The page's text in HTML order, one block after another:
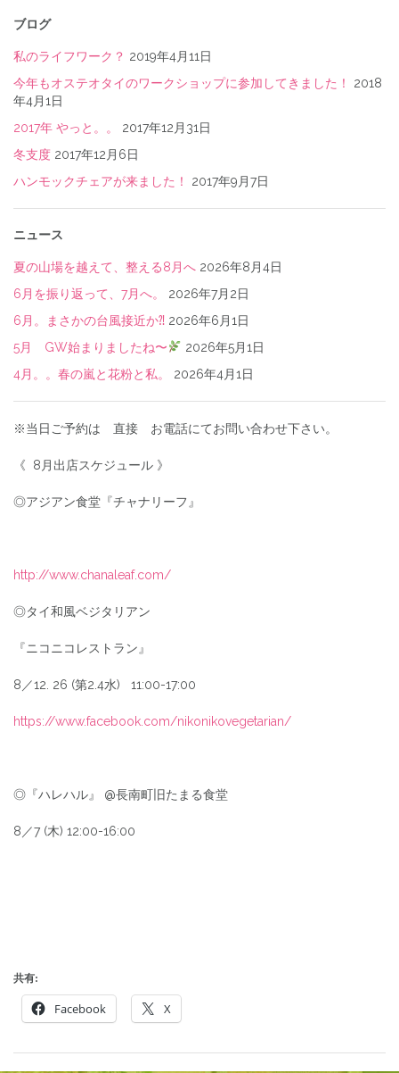
稿
ナ
ビ
ゲ
ー
シ
ョ
ン
ブログ
私のライフワーク？ 2019年4月11日
今年もオステオタイのワークショップに参加してきました！
2018
年4月1日
2017年 やっと。。
2017年12月31日
冬支度 2017年12月6日
ハンモックチェアが来ました！
2017年9月7日
ニュース
夏の山場を越えて、整える8月へ 2026年8月4日
6月を振り返って、7月へ。
2026年7月2日
6月。まさかの台風接近か⁈ 2026年6月1日
5月 GW始まりましたね〜
2026年5月1日
4月。。春の嵐と花粉と私。
2026年4月1日
※当日ご予約は 直接 お電話にてお問い合わせ下さい。
《 8月出店スケジュール 》
◎アジアン食堂『チャナリーフ』
http://www.chanaleaf.com/
◎タイ和風ベジタリアン
『ニコニコレストラン』
8／12. 26 (第2.4水) 11:00-17:00
https://www.facebook.com/nikonikovegetarian/
◎『ハレハル』 @長南町旧たまる食堂
8／7 (木) 12:00-16:00
共有:
Facebook X